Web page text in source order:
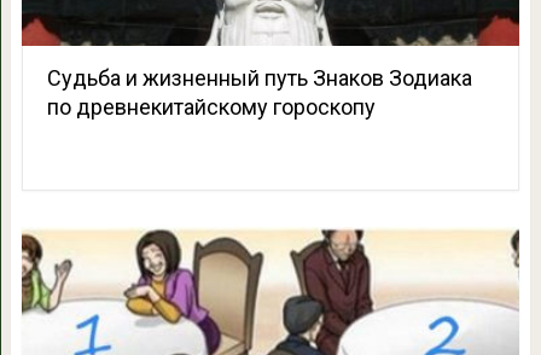
Судьба и жизненный путь Знаков Зодиака
по древнекитайскому гороскопу